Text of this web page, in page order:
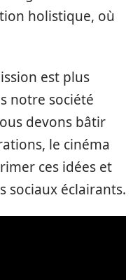
holistique, où
est plus
notre société
devons bâtir
le cinéma
ces idées et
sociaux éclairants.